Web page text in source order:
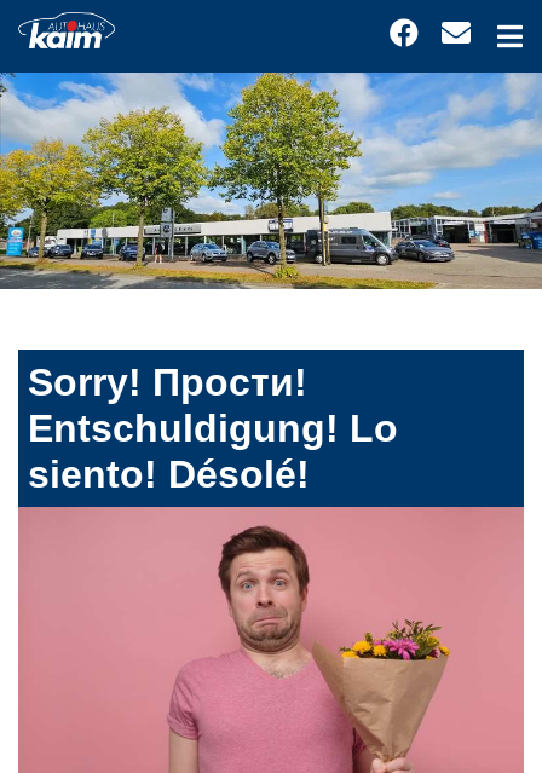
Sorry! Прости!
Entschuldigung! Lo
siento! Désolé!